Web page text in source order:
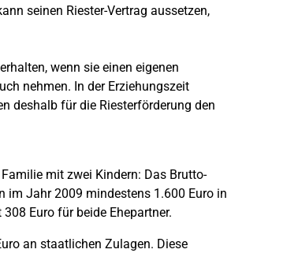
seinen Riester-Vertrag aussetzen,
wenn sie einen eigenen
nehmen. In der Erziehungszeit
deshalb für die Riesterförderung den
mit zwei Kindern: Das Brutto-
im Jahr 2009 mindestens 1.600 Euro in
Euro für beide Ehepartner.
an staatlichen Zulagen. Diese